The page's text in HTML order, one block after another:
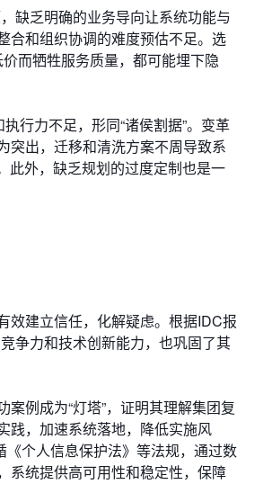
缺乏明确的业务导向让系统功能与
合和组织协调的难度预估不足。选
而牺牲服务质量，都可能埋下隐
行力不足，形同“诸侯割据”。变革
突出，迁移和清洗方案不周导致系
此外，缺乏规划的过度定制也是一
效建立信任，化解疑虑。根据IDC报
争力和技术创新能力，也巩固了其
例成为“灯塔”，证明其理解集团复
践，加速系统落地，降低实施风
个人信息保护法》等法规，通过数
系统提供高可用性和稳定性，保障